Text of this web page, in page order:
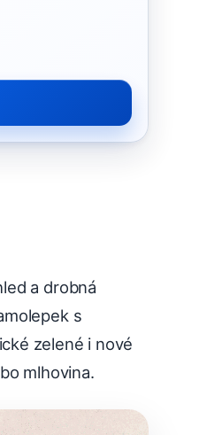
a drobná
s
zelené i nové
mlhovina.